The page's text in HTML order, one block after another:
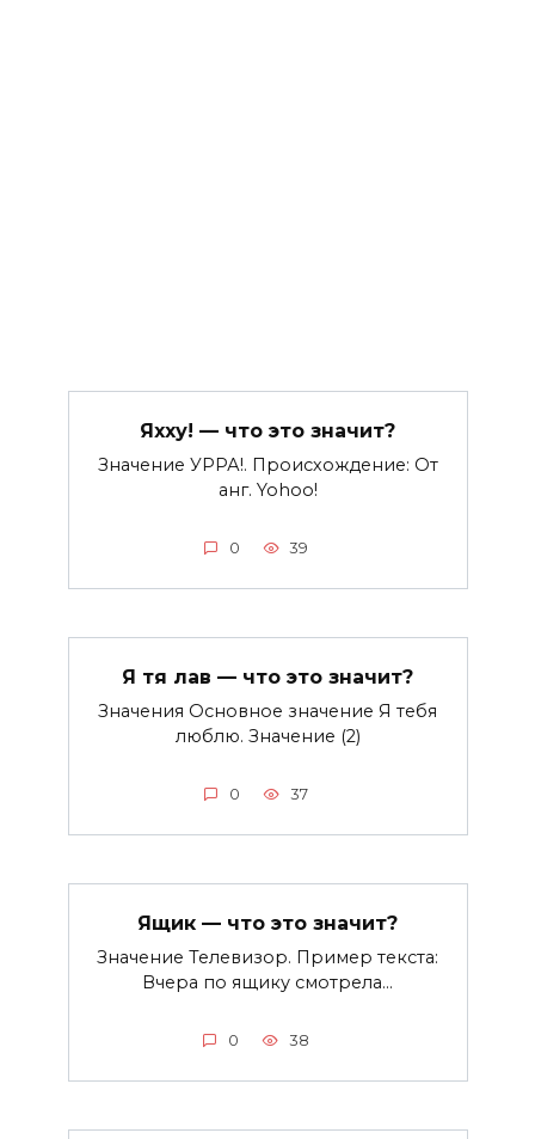
Яхху! — что это значит?
Значение УРРА!. Происхождение: От
анг. Yohoo!
0 39
Я тя лав — что это значит?
Значения Основное значение Я тебя
люблю. Значение (2)
0 37
Ящик — что это значит?
Значение Телевизор. Пример текста:
Вчера по ящику смотрела…
0 38